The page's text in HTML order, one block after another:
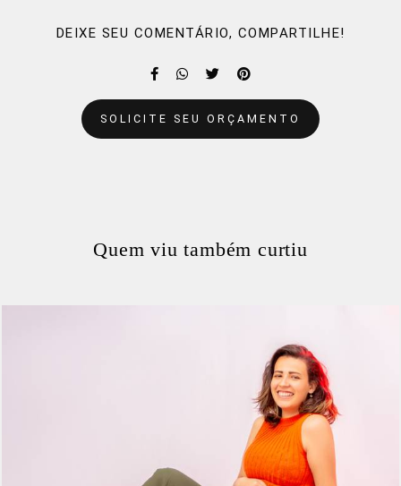
DEIXE SEU COMENTÁRIO, COMPARTILHE!
SOLICITE SEU ORÇAMENTO
Quem viu também curtiu